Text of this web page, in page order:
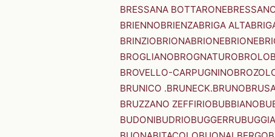
BRESSANA BOTTARONE
BRIENNOBRIENZABRIGA ALTA
BRINZIOBRIONABRIONEBRIONE
BROGLIANOBROGNATUROBROLO
BROVELLO-CARPUGNINO
BRUNICO .BRUNECK.BRUNO
BRUZZANO ZEFFIRIOBUBBIANO
BUDONIBUDRIOBUGGERRU